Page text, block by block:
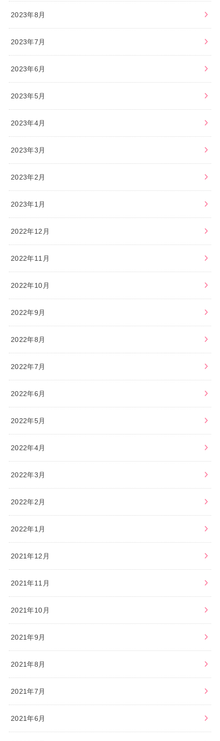
2023年8月
2023年7月
2023年6月
2023年5月
2023年4月
2023年3月
2023年2月
2023年1月
2022年12月
2022年11月
2022年10月
2022年9月
2022年8月
2022年7月
2022年6月
2022年5月
2022年4月
2022年3月
2022年2月
2022年1月
2021年12月
2021年11月
2021年10月
2021年9月
2021年8月
2021年7月
2021年6月